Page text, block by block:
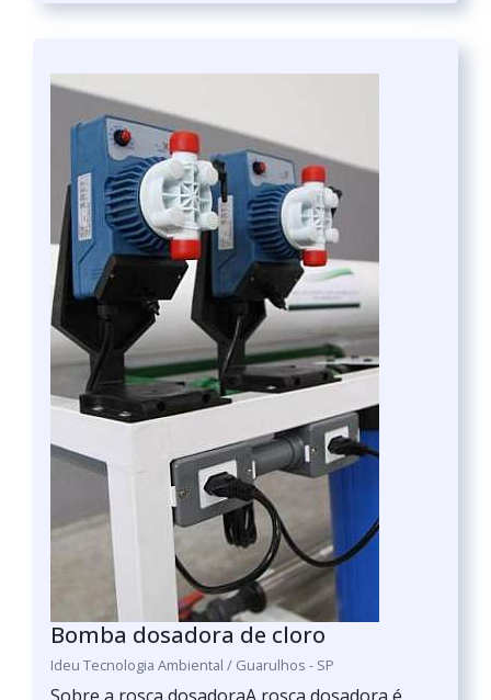
Bomba dosadora de cloro
Ideu Tecnologia Ambiental / Guarulhos - SP